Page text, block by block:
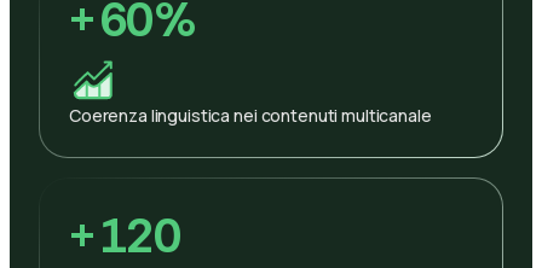
+60%
Coerenza linguistica nei contenuti multicanale
+120